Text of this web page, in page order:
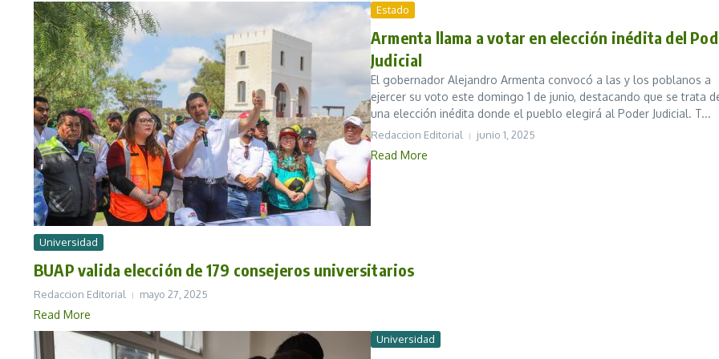
Estado
Armenta llama a votar en elección inédita del
Judicial
El gobernador Alejandro Armenta convocó a las y los poblanos a
ejercer su voto este domingo 1 de junio, destacando que se trata
una elección inédita donde el pueblo elegirá al Poder Judicial. T...
Redaccion Editorial junio 1, 2025
Read More
Universidad
BUAP valida elección de 179 consejeros universitarios
Redaccion Editorial mayo 27, 2025
Read More
Universidad